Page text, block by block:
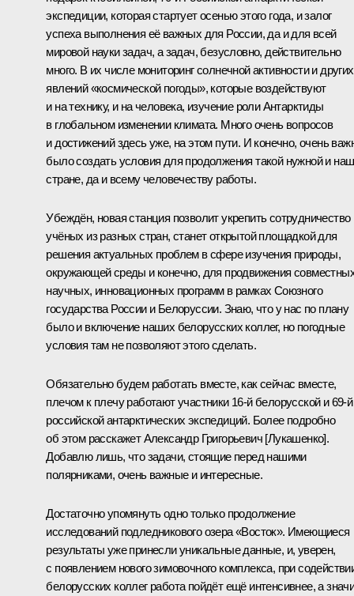
экспедиции, которая стартует осенью этого года, и залог
успеха выполнения её важных для России, да и для всей
мировой науки задач, а задач, безусловно, действительно
много. В их числе мониторинг солнечной активности и других
явлений «космической погоды», которые воздействуют
и на технику, и на человека, изучение роли Антарктиды
в глобальном изменении климата. Много очень вопросов
и достижений здесь уже, на этом пути. И конечно, очень
было создать условия для продолжения такой нужной и
стране, да и всему человечеству работы.
Убеждён, новая станция позволит укрепить сотрудничество
учёных из разных стран, станет открытой площадкой для
решения актуальных проблем в сфере изучения природы,
окружающей среды и конечно, для продвижения
научных, инновационных программ в рамках Союзного
государства России и Белоруссии. Знаю, что у нас по плану
было и включение наших белорусских коллег, но погодные
условия там не позволяют этого сделать.
Обязательно будем работать вместе, как сейчас вместе,
плечом к плечу работают участники 16-й белорусской и 69-й
российской антарктических экспедиций. Более подробно
об этом расскажет Александр Григорьевич [Лукашенко].
Добавлю лишь, что задачи, стоящие перед нашими
полярниками, очень важные и интересные.
Достаточно упомянуть одно только продолжение
исследований подледникового озера «Восток». Имеющиеся
результаты уже принесли уникальные данные, и, уверен,
с появлением нового зимовочного комплекса, при
белорусских коллег работа пойдёт ещё интенсивнее, а